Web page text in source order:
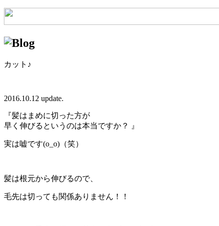
カット♪
2016.10.12 update.
『髪はまめに切った方が
早く伸びるというのは本当ですか？ 』
実は嘘です(o_o)（笑）
髪は根元から伸びるので、
毛先は切っても関係ありません！！